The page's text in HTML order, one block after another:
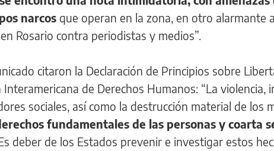
narcos que operan en la zona, en otro alarmante
Rosario contra periodistas y medios”.
citaron la Declaración de Principios sobre
de Derechos Humanos: “La violencia,
sociales, así como la destrucción material de los
fundamentales de las personas y coarta
deber de los Estados prevenir e investigar estos